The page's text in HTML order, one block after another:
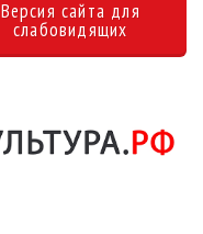
Версия сайта для
слабовидящих